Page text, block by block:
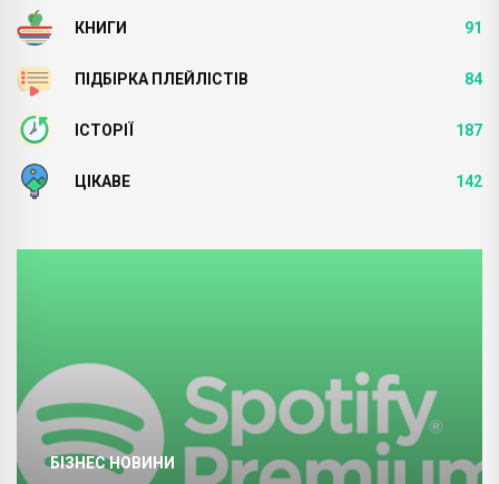
КНИГИ 91
ПІДБІРКА ПЛЕЙЛІСТІВ 84
ІСТОРІЇ 187
ЦІКАВЕ 142
БІЗНЕС НОВИНИ